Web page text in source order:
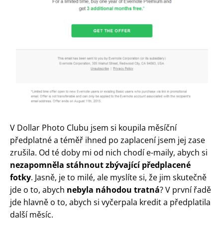
V Dollar Photo Clubu jsem si koupila měsíční
předplatné a téměř ihned po zaplacení jsem jej zase
zrušila. Od té doby mi od nich chodí e-maily, abych si
nezapomněla stáhnout zbývající předplacené
fotky. Jasně, je to milé, ale myslíte si, že jim skutečně
jde o to, abych nebyla náhodou tratná? V první řadě
jde hlavně o to, abych si vyčerpala kredit a předplatila
další měsíc.